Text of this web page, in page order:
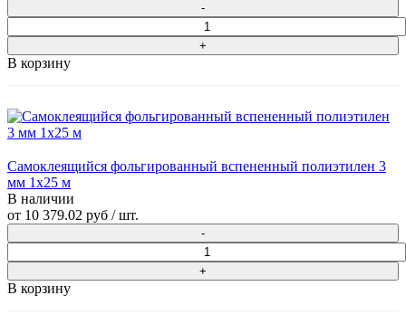
В корзину
Самоклеящийся фольгированный вспененный полиэтилен 3
мм 1x25 м
В наличии
от 10 379.02 руб / шт.
В корзину